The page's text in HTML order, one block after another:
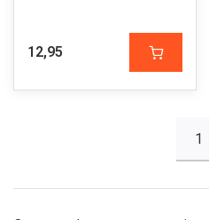
12,95
1